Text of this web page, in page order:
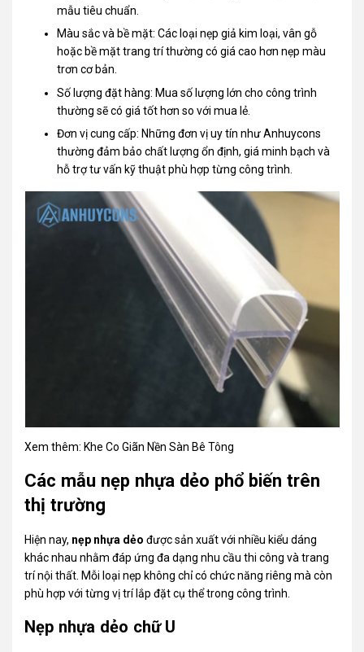
mẫu tiêu chuẩn.
Màu sắc và bề mặt: Các loại nẹp giả kim loại, vân gỗ
hoặc bề mặt trang trí thường có giá cao hơn nẹp màu
trơn cơ bản.
Số lượng đặt hàng: Mua số lượng lớn cho công trình
thường sẽ có giá tốt hơn so với mua lẻ.
Đơn vị cung cấp: Những đơn vị uy tín như Anhuycons
thường đảm bảo chất lượng ổn định, giá minh bạch và
hỗ trợ tư vấn kỹ thuật phù hợp từng công trình.
Xem thêm: Khe Co Giãn Nền Sàn Bê Tông
Các mẫu nẹp nhựa dẻo phổ biến trên
thị trường
Hiện nay, nẹp nhựa dẻo được sản xuất với nhiều kiểu dáng
khác nhau nhằm đáp ứng đa dạng nhu cầu thi công và trang
trí nội thất. Mỗi loại nẹp không chỉ có chức năng riêng mà còn
phù hợp với từng vị trí lắp đặt cụ thể trong công trình.
Nẹp nhựa dẻo chữ U